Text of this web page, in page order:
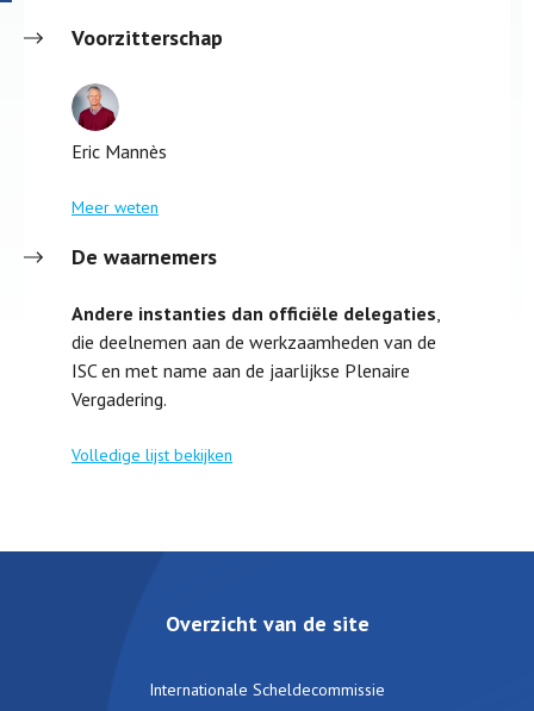
Voorzitterschap
Eric Mannès
Meer weten
De waarnemers
Andere instanties dan officiële delegaties,
die deelnemen aan de werkzaamheden van de
ISC en met name aan de jaarlijkse Plenaire
Vergadering.
Volledige lijst bekijken
Overzicht van de site
Internationale Scheldecommissie